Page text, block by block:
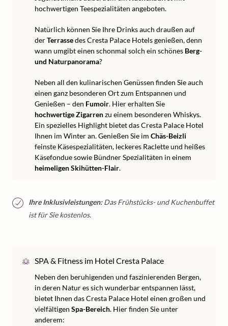
hochwertigen Teespezialitäten angeboten.
Natürlich können Sie Ihre Drinks auch draußen auf
derTerrassedes Cresta Palace Hotels genießen, denn
wann umgibt einen schonmal solch ein schönes Berg-
und Naturpanorama?
Neben all den kulinarischen Genüssen finden Sie auch
einen ganz besonderen Ort zum Entspannen und
Genießen – den Fumoir. Hier erhalten Sie
hochwertige Zigarrenzu einem besonderen Whiskys.
Ein spezielles Highlight bietet das Cresta Palace Hotel
Ihnen im Winter an. Genießen Sie im Chäs-Beizli
feinste Käsespezialitäten, leckeres Raclette und heißes
Käsefondue sowie Bündner Spezialitäten in einem
heimeligen Skihütten-Flair.
Ihre Inklusivleistungen:Das Frühstücks- und Kuchenbuffet
ist für Sie kostenlos.
SPA & Fitness im Hotel Cresta Palace
Neben den beruhigenden und faszinierenden Bergen,
in deren Natur es sich wunderbar entspannen lässt,
bietet Ihnen das Cresta Palace Hotel einen großen und
vielfältigen Spa-Bereich. Hier finden Sie unter
anderem: